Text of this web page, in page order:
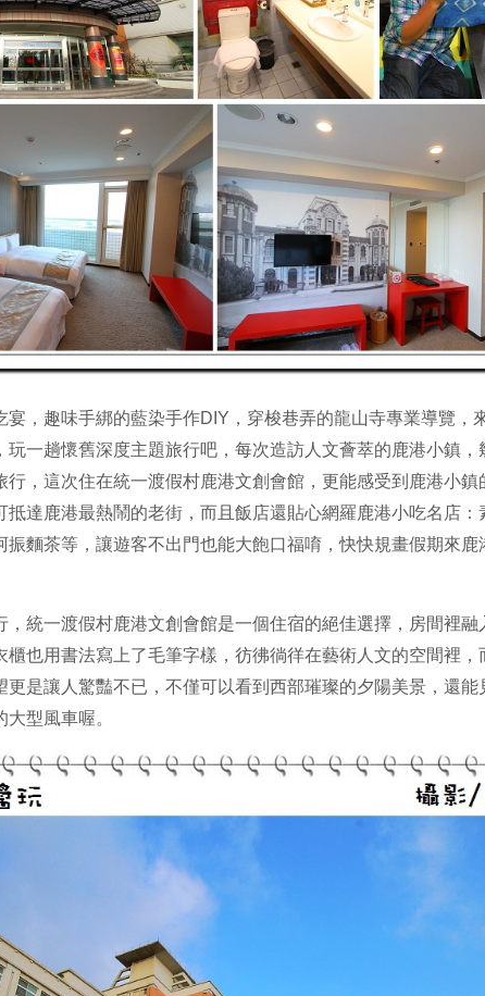
宴，趣味手綁的藍染手作DIY，穿梭巷弄的龍山寺專業導覽，
玩一趟懷舊深度主題旅行吧，每次造訪人文薈萃的鹿港小鎮，
行，這次住在統一渡假村鹿港文創會館，更能感受到鹿港小鎮
抵達鹿港最熱鬧的老街，而且飯店還貼心網羅鹿港小吃名店：
振麵茶等，讓遊客不出門也能大飽口福唷，快快規畫假期來鹿
統一渡假村鹿港文創會館是一個住宿的絕佳選擇，房間裡融
櫃也用書法寫上了毛筆字樣，彷彿徜徉在藝術人文的空間裡，
更是讓人驚豔不已，不僅可以看到西部璀璨的夕陽美景，還能
型風車喔。